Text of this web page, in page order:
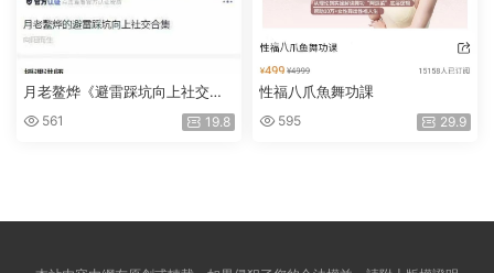
月老鳌烨《避雷踩坑向上社交合
集》561 19.8
性福八爪魚舞功課
595 29.9